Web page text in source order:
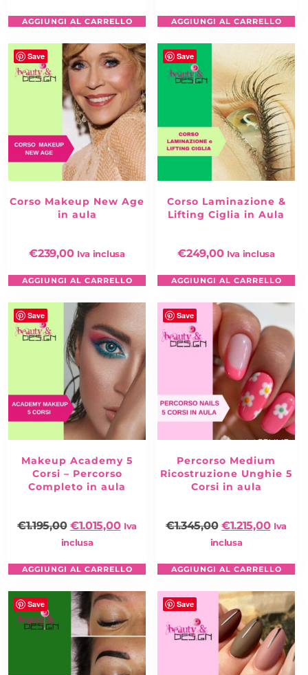
AGGIUNGI AL CARRELLO AGGIUNGI AL CARRELLO
Save
Corso Makeup New Age
in aula
€239,00 Iva inclusa
AGGIUNGI AL CARRELLO
Save
Corso Laminazione &
Lifting Ciglia in Aula
€249,00 Iva inclusa
AGGIUNGI AL CARRELLO
Save
Makeup Academy 5
Corsi – Percorso
Completo in aula
€1.195,00 €1.015,00 Iva
inclusa
AGGIUNGI AL CARRELLO
Save
Percorso Medium
Ricostruzione Unghie 5
Corsi in aula
€1.345,00 €1.215,00 Iva
inclusa
AGGIUNGI AL CARRELLO
Save Save